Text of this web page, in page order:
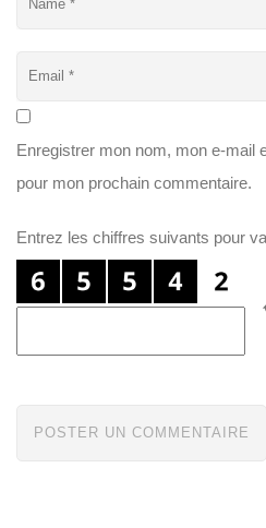
Enregistrer mon nom, mon e-mail
pour mon prochain commentaire.
Entrez les chiffres suivants pour